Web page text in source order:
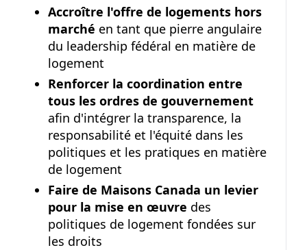
Accroître l'offre de logements hors
marché en tant que pierre angulaire
du leadership fédéral en matière de
logement
Renforcer la coordination entre
tous les ordres de gouvernement
afin d'intégrer la transparence, la
responsabilité et l'équité dans les
politiques et les pratiques en matière
de logement
Faire de Maisons Canada un levier
pour la mise en œuvre des
politiques de logement fondées sur
les droits